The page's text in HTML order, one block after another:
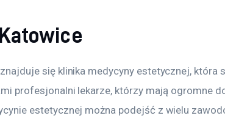
się klinika medycyny estetycznej, która
profesjonalni lekarze, którzy mają ogromne
estetycznej można podejść z wielu